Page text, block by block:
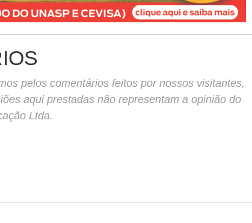
pelos comentários feitos por nossos visitantes,
aqui prestadas não representam a opinião do
Ltda.